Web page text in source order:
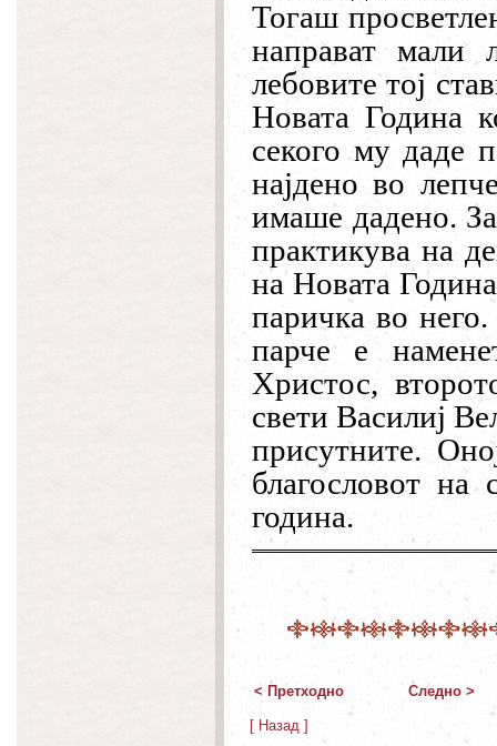
Тогаш
направат мали
лебовите тој
Новата Година
секого му даде
најдено во
имаше дадено.
практикува на
на Новата
паричка во
парче е
Христос,
свети Василиј
присутните.
благословот на
година.
< Претходно Следно >
[ Назад ]